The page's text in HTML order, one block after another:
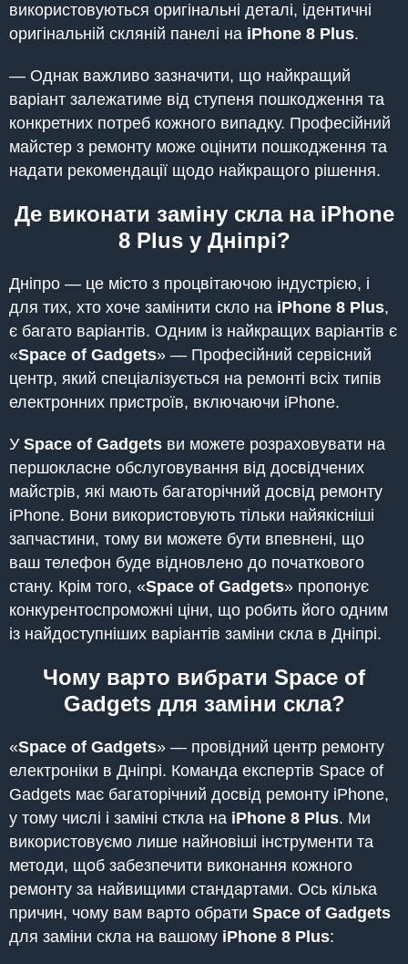
використовуються оригінальні деталі, ідентичні
оригінальній скляній панелі на iPhone 8 Plus.
— Однак важливо зазначити, що найкращий
варіант залежатиме від ступеня пошкодження та
конкретних потреб кожного випадку. Професійний
майстер з ремонту може оцінити пошкодження та
надати рекомендації щодо найкращого рішення.
Де виконати заміну скла на iPhone
8 Plus у Дніпрі?
Дніпро — це місто з процвітаючою індустрією, і
для тих, хто хоче замінити скло на iPhone 8 Plus,
є багато варіантів. Одним із найкращих варіантів є
«Space of Gadgets» — Професійний сервісний
центр, який спеціалізується на ремонті всіх типів
електронних пристроїв, включаючи iPhone.
У Space of Gadgets ви можете розраховувати на
першокласне обслуговування від досвідчених
майстрів, які мають багаторічний досвід ремонту
iPhone. Вони використовують тільки найякісніші
запчастини, тому ви можете бути впевнені, що
ваш телефон буде відновлено до початкового
стану. Крім того, «Space of Gadgets» пропонує
конкурентоспроможні ціни, що робить його одним
із найдоступніших варіантів заміни скла в Дніпрі.
Чому варто вибрати Space of
Gadgets для заміни скла?
«Space of Gadgets» — провідний центр ремонту
електроніки в Дніпрі. Команда експертів Space of
Gadgets має багаторічний досвід ремонту iPhone,
у тому числі і заміні сткла на iPhone 8 Plus. Ми
використовуємо лише найновіші інструменти та
методи, щоб забезпечити виконання кожного
ремонту за найвищими стандартами. Ось кілька
причин, чому вам варто обрати Space of Gadgets
для заміни скла на вашому iPhone 8 Plus: